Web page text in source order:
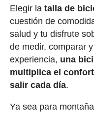
Elegir la talla de
cuestión de
salud y tu disfrute
de medir, comparar
experiencia, una
multiplica el
salir cada día.
Ya sea para